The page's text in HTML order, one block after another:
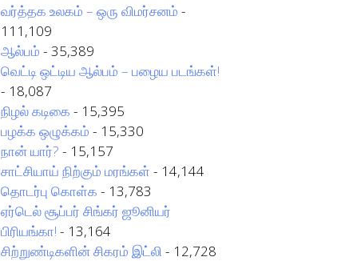
வர்த்தக உலகம் – ஒரு விமர்சனம் -
111,109
ஆல்பம் - 35,389
வெட்டி ஒட்டிய ஆல்பம் – பழைய படங்கள்!
- 18,087
நிழல் கடிகை - 15,395
பழக்க ஒழுக்கம் - 15,330
நான் யார்? - 15,157
சாட்சியாய் நிற்கும் மரங்கள் - 14,144
தொடர்பு கொள்க - 13,783
ஏர்டெல் சூப்பர் சிங்கர் ஜூனியர்
பிரியங்கா! - 13,164
சிற்றுண்டிகளின் சிகரம் இட்லி - 12,728